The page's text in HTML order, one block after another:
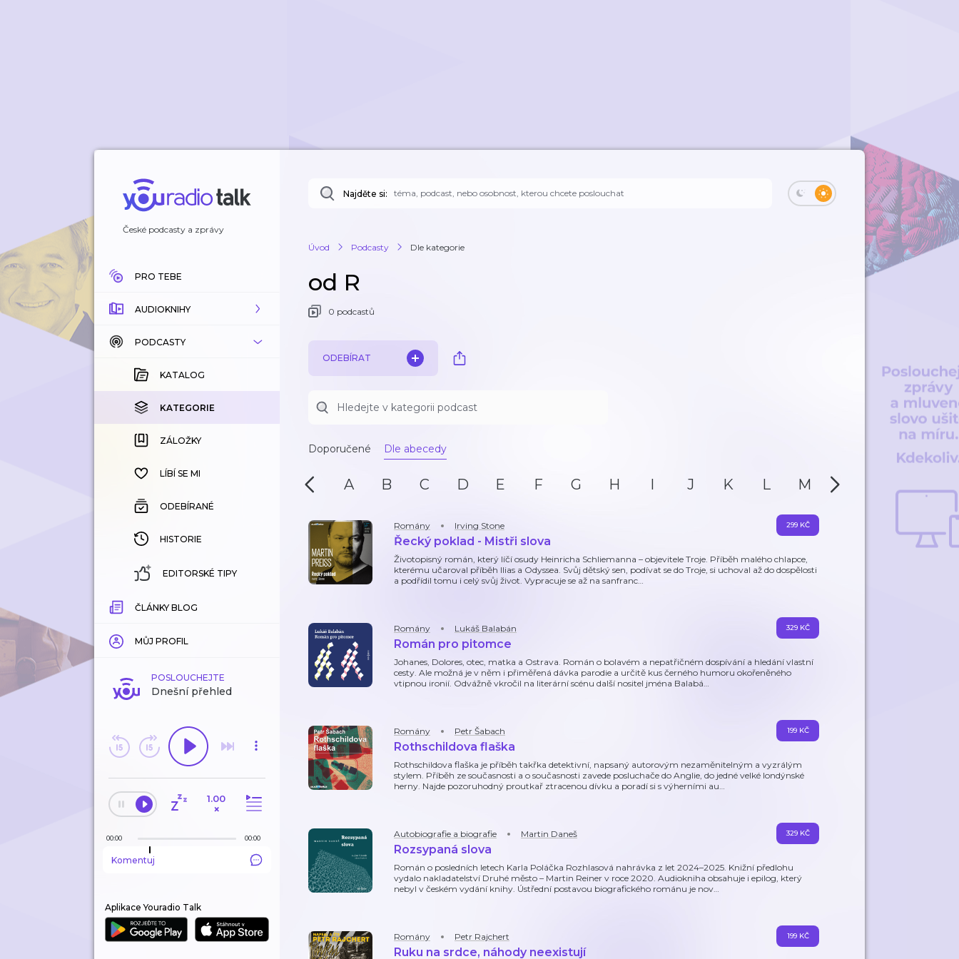
České podcasty a zprávy
PRO TEBE
AUDIOKNIHY
KATALOG
KOUPENÉ
KATEGORIE
ZÁLOŽKY
HISTORIE
PODCASTY
KATALOG
KATEGORIE
ZÁLOŽKY
LÍBÍ SE MI
ODEBÍRANÉ
HISTORIE
EDITORSKÉ TIPY
ČLÁNKY BLOG
MŮJ PROFIL
POSLOUCHEJTE
Dnešní přehled
1.00
×
00:00 00:00
Komentuj
Aplikace Youradio Talk
Najděte si:
Úvod Podcasty Dle kategorie
od R
0 podcastů
ODEBÍRAT
Doporučené Dle abecedy
A B C D E F G H I J K L M N
Romány Irving Stone
Řecký poklad - Mistři slova
Životopisný román, který líčí osudy Heinricha Schliemanna – objevitele Troje. Příběh malého chlapce,
kterému učaroval příběh Ilias a Odyssea. Svůj dětský sen, podívat se do Troje, si uchoval až do dospělosti
a podřídil tomu i celý svůj život. Vypracuje se až na sanfranc…
299 KČ
Romány Lukáš Balabán
Román pro pitomce
Johanes, Dolores, otec, matka a Ostrava. Román o bolavém a nepatřičném dospívání a hledání vlastní
cesty. Ale možná je v něm i přiměřená dávka parodie a určitě kus černého humoru okořeněného
vtipnou ironií. Odvážně vkročil na literární scénu další nositel jména Balabá…
329 KČ
Romány Petr Šabach
Rothschildova flaška
Rothschildova flaška je příběh takřka detektivní, napsaný autorovým nezaměnitelným a vyzrálým
stylem. Příběh ze současnosti a o současnosti zavede posluchače do Anglie, do jedné velké londýnské
herny. Najde pozoruhodný proutkař ztracenou dívku a poradí si s výherními au…
199 KČ
Autobiografie a biografie Martin Daneš
Rozsypaná slova
Román o posledních letech Karla Poláčka Rozhlasová nahrávka z let 2024–2025. Knižní předlohu
vydalo nakladatelství Druhé město – Martin Reiner v roce 2020. Audiokniha obsahuje i epilog, který
nebyl v českém vydání knihy. Ústřední postavou biografického románu je nov…
329 KČ
Romány Petr Rajchert
Ruku na srdce, náhody neexistují
199 KČ